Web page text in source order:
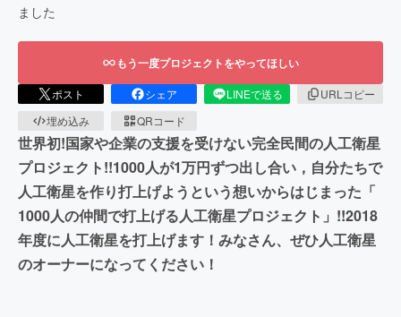
ました
もう一度プロジェクトをやってほしい
ポスト シェア LINEで送る
URLコピー
埋め込み
QRコード
世界初!国家や企業の支援を受けない完全民間の人工衛星
プロジェクト!!1000人が1万円ずつ出し合い，自分たちで
人工衛星を作り打上げようという想いからはじまった「
1000人の仲間で打上げる人工衛星プロジェクト」!!2018
年度に人工衛星を打上げます！みなさん、ぜひ人工衛星
のオーナーになってください！